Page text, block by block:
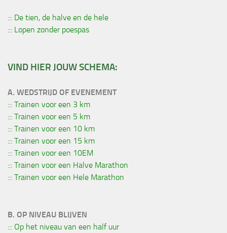
::: De tien, de halve en de hele
::: Lopen zonder poespas
VIND HIER JOUW SCHEMA:
A. WEDSTRIJD OF EVENEMENT
::: Trainen voor een 3 km
::: Trainen voor een 5 km
::: Trainen voor een 10 km
::: Trainen voor een 15 km
::: Trainen voor een 10EM
::: Trainen voor een Halve Marathon
::: Trainen voor een Hele Marathon
B. OP NIVEAU BLIJVEN
::: Op het niveau van een half uur